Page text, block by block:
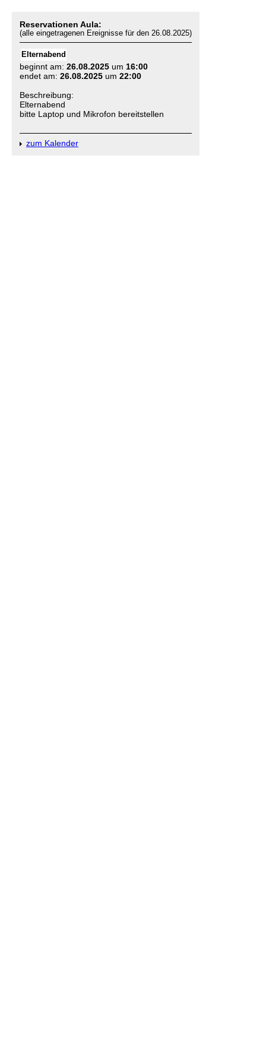
Reservationen Aula:
(alle eingetragenen Ereignisse für den 26.08.2025)
Elternabend
beginnt am: 26.08.2025 um 16:00
endet am: 26.08.2025 um 22:00
Beschreibung:
Elternabend
bitte Laptop und Mikrofon bereitstellen
zum Kalender